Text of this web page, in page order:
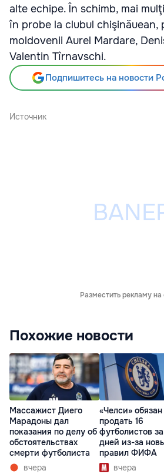
alte echipe. În schimb, mai
în probe la clubul chişinăuean,
moldovenii Aurel Mardare,
Valentin Tîrnavschi.
Подпишитесь на новости
Источник
Разместить рекламу на
Похожие новости
Массажист Диего
Марадоны дал
показания по делу об
обстоятельствах
смерти футболиста
вчера
«Челси» обязан
продать 16
футболистов
дней из-за
правил ФИФА
вчера